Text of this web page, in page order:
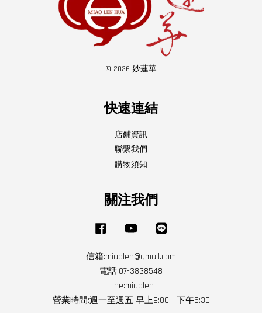
© 2026 妙蓮華
快速連結
店鋪資訊
聯繫我們
購物須知
關注我們
Facebook YouTube
信箱:miaolen@gmail.com
電話:07-3838548
Line:miaolen
營業時間:週一至週五 早上9:00 - 下午5:30